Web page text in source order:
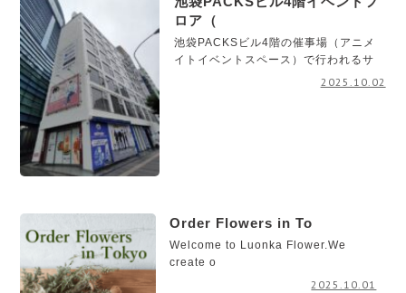
ロア（
池袋PACKSビル4階の催事場（アニメ
イトイベントスペース）で行われるサ
2025.10.02
Order Flowers in To
Welcome to Luonka Flower.We
create o
2025.10.01